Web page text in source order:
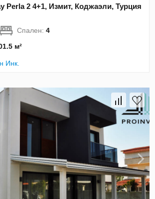
Perla 2 4+1, Измит, Коджаэли, Турция
Спален:4
м²
Инк.